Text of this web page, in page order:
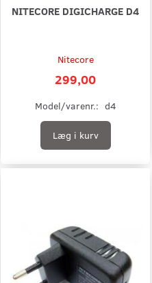
NITECORE DIGICHARGE D4
Nitecore
299,00
Model/varenr.: d4
Læg i kurv